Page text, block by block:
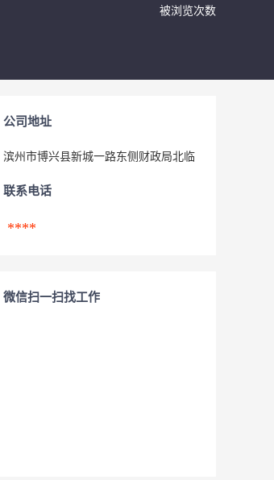
被浏览次数
公司地址
滨州市博兴县新城一路东侧财政局北临
联系电话
****
微信扫一扫找工作